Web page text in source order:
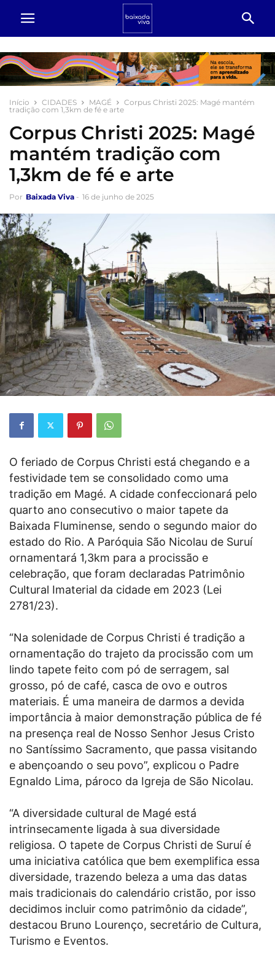
Início CIDADES MAGÉ
Corpus Christi 2025: Magé mantém
tradição com 1,3km de fé e arte
Corpus Christi 2025: Magé
mantém tradição com
1,3km de fé e arte
Por Baixada Viva - 16 de junho de 2025
O feriado de Corpus Christi está chegando e a
festividade tem se consolidado como uma
tradição em Magé. A cidade confeccionará pelo
quarto ano consecutivo o maior tapete da
Baixada Fluminense, sendo o segundo maior do
estado do Rio. A Paróquia São Nicolau de Suruí
ornamentará 1,3km para a procissão e
celebração, que foram declaradas Patrimônio
Cultural Imaterial da cidade em 2023 (Lei
2781/23).
“Na solenidade de Corpus Christi é tradição a
ornamentação do trajeto da procissão com um
lindo tapete feito com pó de serragem, sal
grosso, pó de café, casca de ovo e outros
materiais. É uma maneira de darmos a devida
importância à maior demonstração pública de fé
na presença real de Nosso Senhor Jesus Cristo
no Santíssimo Sacramento, que passa visitando
e abençoando o seu povo”, explicou o Padre
Egnaldo Lima, pároco da Igreja de São Nicolau.
“A diversidade cultural de Magé está
intrinsecamente ligada à sua diversidade
religiosa. O tapete de Corpus Christi de Suruí é
uma iniciativa católica que bem exemplifica essa
diversidade, trazendo beleza a uma das datas
mais tradicionais do calendário cristão, por isso
decidimos incluir como patrimônio da cidade”,
destacou Bruno Lourenço, secretário de Cultura,
Turismo e Eventos.